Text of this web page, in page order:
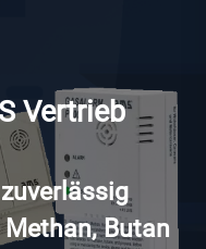
Vertrieb
Butan